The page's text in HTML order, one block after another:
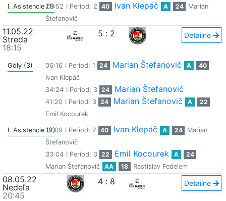
I. Asistencie (1)29:52 I Period: 2 40 Ivan Klepáč A 24
Marian
Štefanovič
11.05.22
Streda
18:15
5 : 2 Detailne
Góly (3) 06:16 I Period: 1 24 Marian Štefanovič A
40
Ivan Klepáč
34:24 I Period: 3 24 Marian Štefanovič
41:20 I Period: 3 24 Marian Štefanovič A
22
Emil Kocourek
I. Asistencie (2)
18:09 I Period: 2 40 Ivan Klepáč A 24
Marian
Štefanovič
33:04 I Period: 3 22 Emil Kocourek A
24
Marian Štefanovič
AA 18 Rastislav Fedelem
08.05.22
Nedeľa
20:45
4 : 8 Detailne